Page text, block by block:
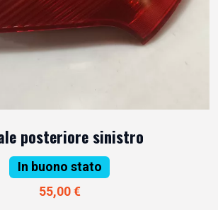
posteriore sinistro
In buono stato
55,00 €